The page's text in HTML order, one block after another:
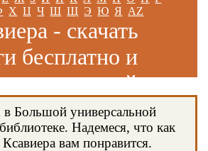
Х Ц Ч Ш Щ Э Ю Я AZ
- скачать
бесплатно и
книги онлайн
в Большой универсальной
Надемеся, что как
Ксавиера вам понравится.